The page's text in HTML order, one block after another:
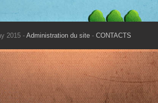
2015 - Administration du site - CONTACTS